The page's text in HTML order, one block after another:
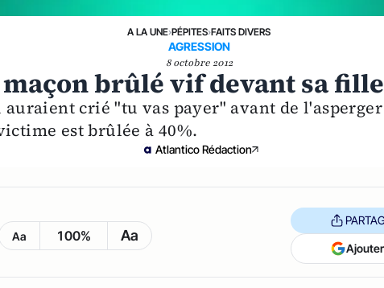
A LA UNE›PÉPITES›FAITS DIVERS
AGRESSION
8 octobre 2012
brûlé vif devant sa fille
auraient crié "tu vas payer" avant de
est brûlée à 40%.
Atlantico Rédaction
Aa 100% Aa